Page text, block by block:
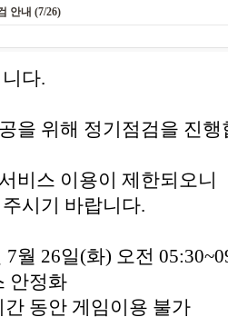
안내 (7/26)
다.
을 위해 정기점검을 진행
비스 이용이 제한되오니
시기 바랍니다.
7월 26일(화) 오전
안정화
동안 게임이용 불가